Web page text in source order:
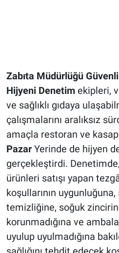
Zabıta Müdürlüğü Güvenli
Hijyeni Denetimekipleri,
ve sağlıklı gıdaya
çalışmalarını aralıksız
amaçla restoran ve
PazarYerinde de hijyen
gerçekleştirdi.
ürünleri satışı yapan
koşullarının uygunluğuna,
temizliğine, soğuk
korunmadığına ve
uyulup uyulmadığına